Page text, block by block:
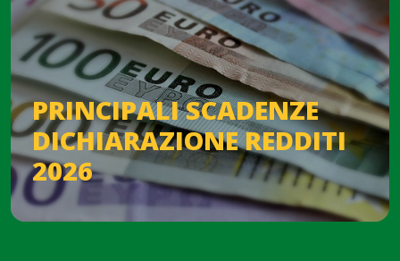
PRINCIPALI SCADENZE
DICHIARAZIONE REDDITI
2026